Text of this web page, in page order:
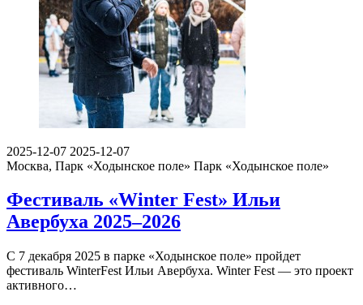
2025-12-07 2025-12-07
Москва, Парк «Ходынское поле» Парк «Ходынское поле»
Фестиваль «Winter Fest» Ильи
Авербуха 2025–2026
С 7 декабря 2025 в парке «Ходынское поле» пройдет
фестиваль WinterFest Ильи Авербуха. Winter Fest — это проект
активного…